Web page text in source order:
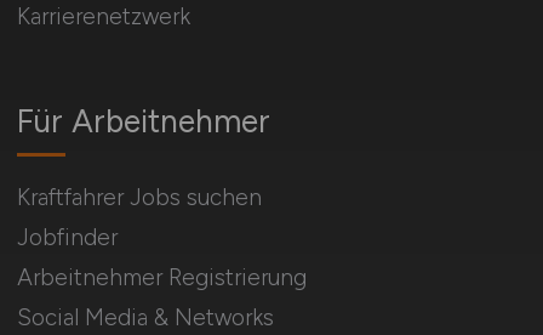
Für Arbeitnehmer
Kraftfahrer Jobs suchen
Jobfinder
Arbeitnehmer Registrierung
Social Media & Networks
Karrierenetzwerk